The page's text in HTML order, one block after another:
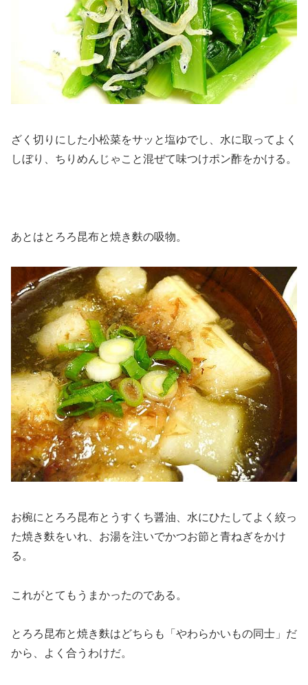
ざく切りにした小松菜をサッと塩ゆでし、水に取ってよく
しぼり、ちりめんじゃこと混ぜて味つけポン酢をかける。
あとはとろろ昆布と焼き麩の吸物。
お椀にとろろ昆布とうすくち醤油、水にひたしてよく絞っ
た焼き麩をいれ、お湯を注いでかつお節と青ねぎをかけ
る。
これがとてもうまかったのである。
とろろ昆布と焼き麩はどちらも「やわらかいもの同士」だ
から、よく合うわけだ。